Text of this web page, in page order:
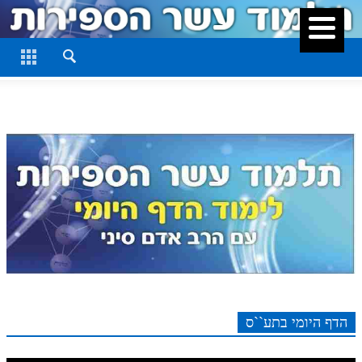
סגור
חלק ד
חלק ז
חלק ט
הדף היומי בתע``ס